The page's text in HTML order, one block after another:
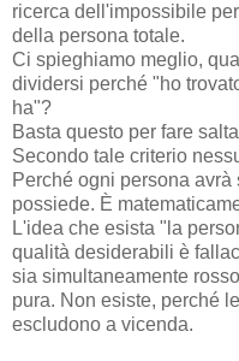
ricerca dell'impossibile
della persona totale.
Ci spieghiamo meglio,
dividersi perché "ho
ha"?
Basta questo per fare
Secondo tale criterio
Perché ogni persona
possiede. È
L'idea che esista "la
qualità desiderabili è
sia simultaneamente
pura. Non esiste, perché
escludono a vicenda.